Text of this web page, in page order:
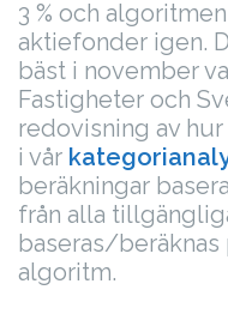
3 % och
aktiefonder igen.
bäst i november
Fastigheter och
redovisning av
i vår
beräkningar
från alla
baseras/
algoritm.